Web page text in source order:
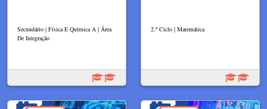
Secundário | Física E Química A | Área
De Integração
2.º Ciclo | Matemática